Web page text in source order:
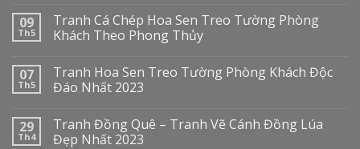
09
Th5
Tranh Cá Chép Hoa Sen Treo Tường Phòng
Khách Theo Phong Thủy
07
Th5
Tranh Hoa Sen Treo Tường Phòng Khách Độc
Đáo Nhất 2023
29
Th4
Tranh Đồng Quê – Tranh Vẽ Cánh Đồng Lúa
Đẹp Nhất 2023